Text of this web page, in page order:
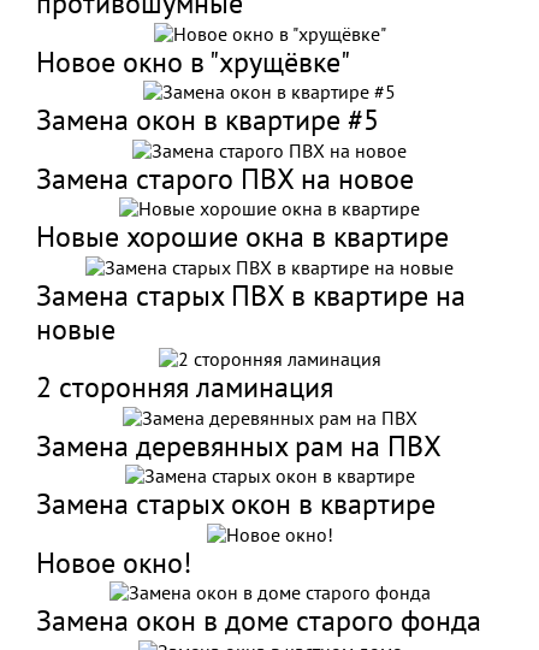
Новое окно в "хрущёвке"
Замена окон в квартире #5
Замена старого ПВХ на новое
Новые хорошие окна в квартире
Замена старых ПВХ в квартире на
новые
2 сторонняя ламинация
Замена деревянных рам на ПВХ
Замена старых окон в квартире
Новое окно!
Замена окон в доме старого фонда